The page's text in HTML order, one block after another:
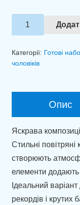
Святковий
набір
"Level
Категорії: Готові
чоловіків
Опис
Яскрава
Стильні повітряні
створюють
елементи
Ідеальний
рекордів і крутих